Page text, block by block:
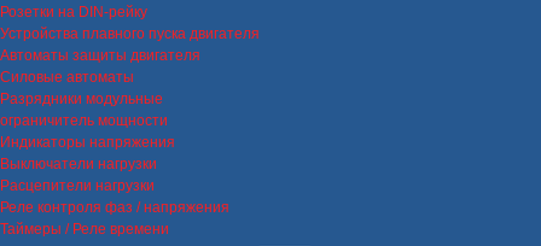
Розетки на DIN-рейку
Устройства плавного пуска двигателя
Автоматы защиты двигателя
Силовые автоматы
Разрядники модульные
ограничитель мощности
Индикаторы напряжения
Выключатели нагрузки
Расцепители нагрузки
Реле контроля фаз / напряжения
Таймеры / Реле времени